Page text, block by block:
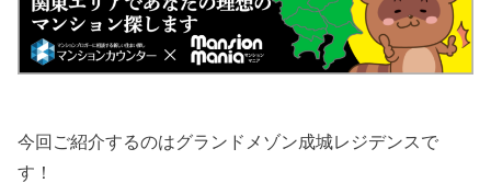
今回ご紹介するのはグランドメゾン成城レジデンスで
す！